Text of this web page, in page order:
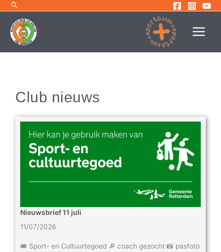
inhoud
Club nieuws
Nieuwsbrief 11 juli
11/07/2026
🎟️ Sport- en Cultuurtegoed 🔎 coach gezocht 📸 pasfoto